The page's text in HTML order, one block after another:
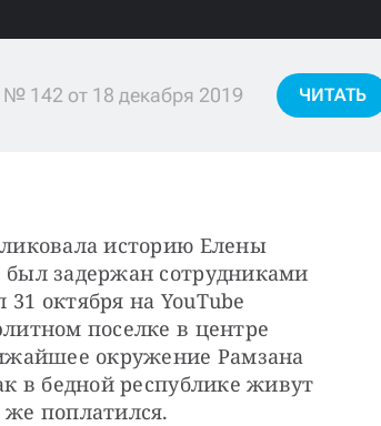
142 от 18 декабря 2019 ЧИТАТЬ
историю Елены
задержан сотрудниками
октября на YouTube
поселке в центре
окружение Рамзана
в бедной республике живут
поплатился.